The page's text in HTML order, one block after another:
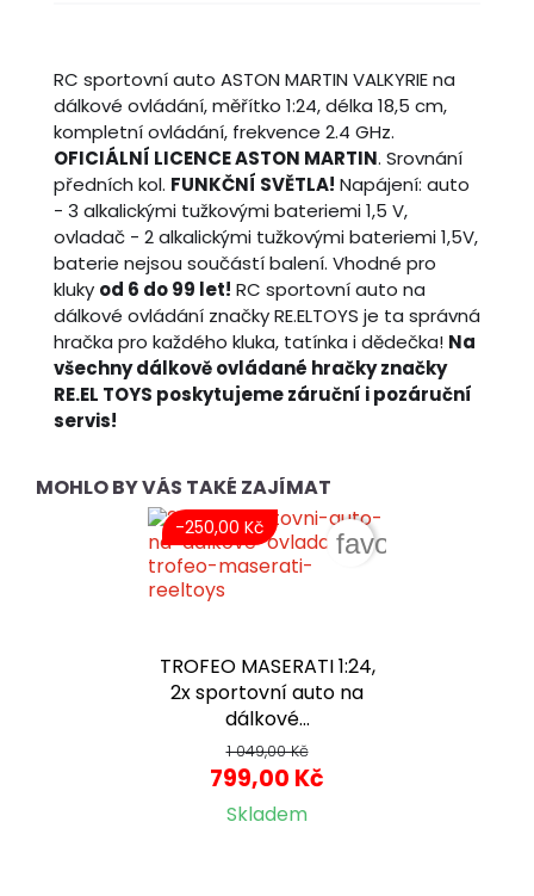
RC sportovní auto ASTON MARTIN VALKYRIE na
dálkové ovládání, měřítko 1:24, délka 18,5 cm,
kompletní ovládání, frekvence 2.4 GHz.
OFICIÁLNÍ LICENCE ASTON MARTIN. Srovnání
předních kol. FUNKČNÍ SVĚTLA! Napájení: auto
- 3 alkalickými tužkovými bateriemi 1,5 V,
ovladač - 2 alkalickými tužkovými bateriemi 1,5V,
baterie nejsou součástí balení. Vhodné pro
kluky od 6 do 99 let! RC sportovní auto na
dálkové ovládání značky RE.ELTOYS je ta správná
hračka pro každého kluka, tatínka i dědečka! Na
všechny dálkově ovládané hračky značky
RE.EL TOYS poskytujeme záruční i pozáruční
servis!
MOHLO BY VÁS TAKÉ ZAJÍMAT
TROFEO MASERATI 1:24,
2x sportovní auto na
dálkové...
1 049,00 Kč
799,00 Kč
Skladem
-250,00 Kč
favorite_border